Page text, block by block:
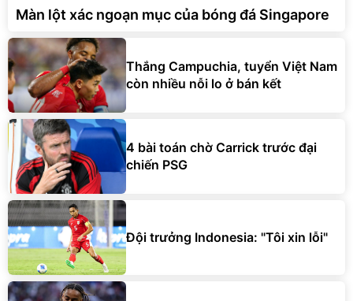
Màn lột xác ngoạn mục của bóng đá Singapore
Thắng Campuchia, tuyển Việt Nam
còn nhiều nỗi lo ở bán kết
4 bài toán chờ Carrick trước đại
chiến PSG
Đội trưởng Indonesia: "Tôi xin lỗi"